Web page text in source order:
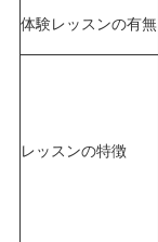
体験レッスンの有無
レッスンの特徴